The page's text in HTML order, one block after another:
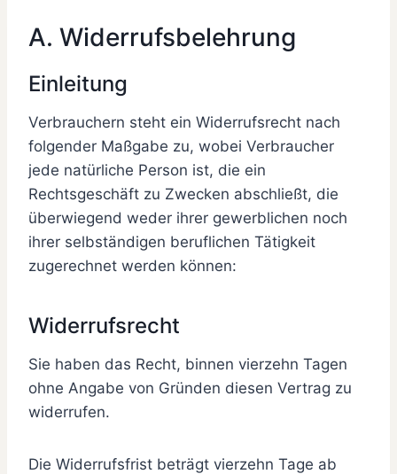
A. Widerrufsbelehrung
Einleitung
Verbrauchern steht ein Widerrufsrecht nach
folgender Maßgabe zu, wobei Verbraucher
jede natürliche Person ist, die ein
Rechtsgeschäft zu Zwecken abschließt, die
überwiegend weder ihrer gewerblichen noch
ihrer selbständigen beruflichen Tätigkeit
zugerechnet werden können:
Widerrufsrecht
Sie haben das Recht, binnen vierzehn Tagen
ohne Angabe von Gründen diesen Vertrag zu
widerrufen.
Die Widerrufsfrist beträgt vierzehn Tage ab